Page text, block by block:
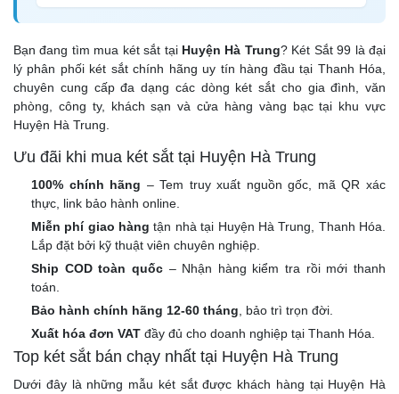
Bạn đang tìm mua két sắt tại Huyện Hà Trung? Két Sắt 99 là đại
lý phân phối két sắt chính hãng uy tín hàng đầu tại Thanh Hóa,
chuyên cung cấp đa dạng các dòng két sắt cho gia đình, văn
phòng, công ty, khách sạn và cửa hàng vàng bạc tại khu vực
Huyện Hà Trung.
Ưu đãi khi mua két sắt tại Huyện Hà Trung
100% chính hãng – Tem truy xuất nguồn gốc, mã QR xác
thực, link bảo hành online.
Miễn phí giao hàng tận nhà tại Huyện Hà Trung, Thanh Hóa.
Lắp đặt bởi kỹ thuật viên chuyên nghiệp.
Ship COD toàn quốc– Nhận hàng kiểm tra rồi mới thanh
toán.
Bảo hành chính hãng 12-60 tháng , bảo trì trọn đời.
Xuất hóa đơn VAT đầy đủ cho doanh nghiệp tại Thanh Hóa.
Top két sắt bán chạy nhất tại Huyện Hà Trung
Dưới đây là những mẫu két sắt được khách hàng tại Huyện Hà